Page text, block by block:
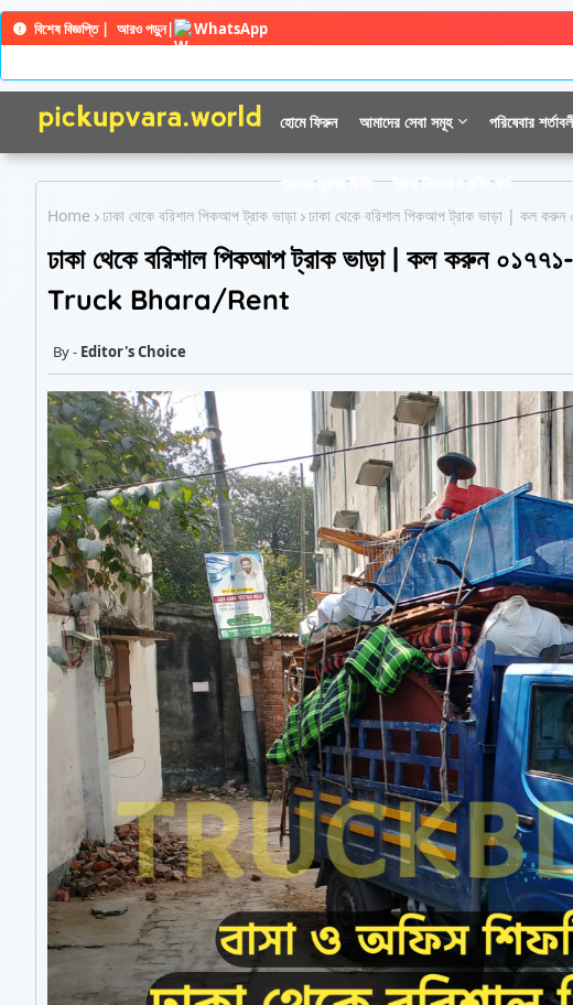
বিশেষ বিজ্ঞপ্তি | আরও পড়ুন|
WhatsApp
হোমে ফিরুন আমাদের সেবা সমূহ পরিষেবার
গ্রাহক সুরক্ষা নীতি
ট্রাক পিকআপ বুকিং ফর্ম
Home
ঢাকা থেকে বরিশাল পিকআপ ট্রাক ভাড়া ঢাকা থেকে বরিশাল পিকআপ ট্রাক ভাড়া |
ঢাকা থেকে বরিশাল পিকআপ ট্রাক ভাড়া | কল করুন
Truck Bhara/Rent
Editor's Choice